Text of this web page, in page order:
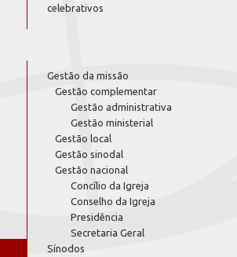
celebrativos
Gestão da missão
Gestão complementar
Gestão administrativa
Gestão ministerial
Gestão local
Gestão sinodal
Gestão nacional
Concílio da Igreja
Conselho da Igreja
Presidência
Secretaria Geral
Sínodos